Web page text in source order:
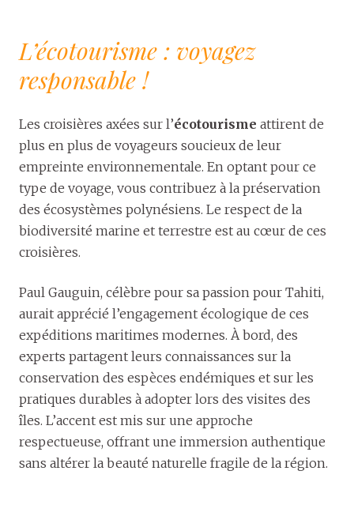
L’écotourisme : voyagez
responsable !
Les croisières axées sur l’écotourisme attirent de
plus en plus de voyageurs soucieux de leur
empreinte environnementale. En optant pour ce
type de voyage, vous contribuez à la préservation
des écosystèmes polynésiens. Le respect de la
biodiversité marine et terrestre est au cœur de ces
croisières.
Paul Gauguin, célèbre pour sa passion pour Tahiti,
aurait apprécié l’engagement écologique de ces
expéditions maritimes modernes. À bord, des
experts partagent leurs connaissances sur la
conservation des espèces endémiques et sur les
pratiques durables à adopter lors des visites des
îles. L’accent est mis sur une approche
respectueuse, offrant une immersion authentique
sans altérer la beauté naturelle fragile de la région.